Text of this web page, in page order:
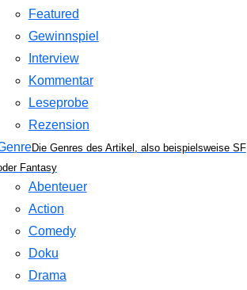
Featured
Gewinnspiel
Interview
Kommentar
Leseprobe
Rezension
Die Genres des Artikel, also beispielsweise SF
Fantasy
Abenteuer
Action
Comedy
Doku
Drama